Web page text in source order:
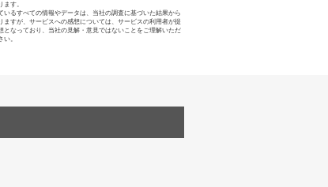
ます。
いるすべての情報やデータは、当社の調査に基づいた結果から
ますが、サービスへの感想については、サービスの利用者が提
となっており、当社の見解・意見ではないことをご理解いただ
い。